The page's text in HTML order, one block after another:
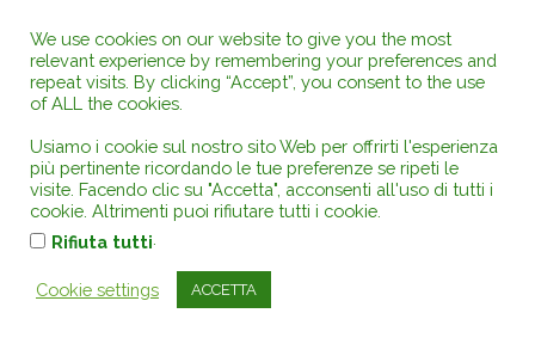
1) violazione e falsa applicazione degli artt. 219 e 221
del d. lgs. n. 152/06; eccesso di potere per
travisamento ed errore nei presupposti, difetto di
motivazione e istruttori, perplessità, illogicità e
irragionevolezza; violazione dei principi di
precauzione e di tutela ambientale dell’ordinamento
nazionale e comunitario: la ricorrente sostiene che
l’ONR avrebbe effettuato verifiche prevalentemente
formali e incentrate sul mero “processo di
certificazione dei dati” sulla base di campioni limitati e
insufficienti, quindi non rilevando l’incapacità del
We use cookies on our website to give you the most
relevant experience by remembering your preferences and
repeat visits. By clicking “Accept”, you consent to the use
of ALL the cookies.
Usiamo i cookie sul nostro sito Web per offrirti l'esperienza
più pertinente ricordando le tue preferenze se ripeti le
visite. Facendo clic su "Accetta", acconsenti all'uso di tutti i
cookie. Altrimenti puoi rifiutare tutti i cookie.
Rifiuta tutti
Cookie settings ACCETTA